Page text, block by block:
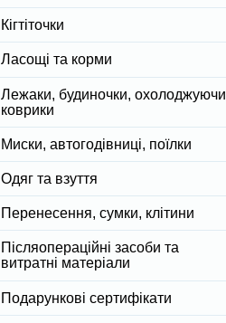
Кігтіточки
Ласощі та корми
Лежаки, будиночки, охолоджуючи
коврики
Миски, автогодівниці, поїлки
Одяг та взуття
Перенесення, сумки, клітини
Післяопераційні засоби та
витратні матеріали
Подарункові сертифікати